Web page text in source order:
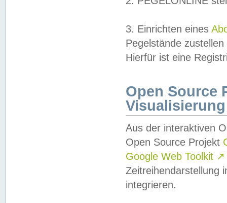
3. Einrichten eines
Pegelstände
Hierfür ist eine
Open Source
Visualisierung
Aus der interaktiven
Open Source Projekt
Google Web Toolkit ↗
Zeitreihendarstellung
integrieren.